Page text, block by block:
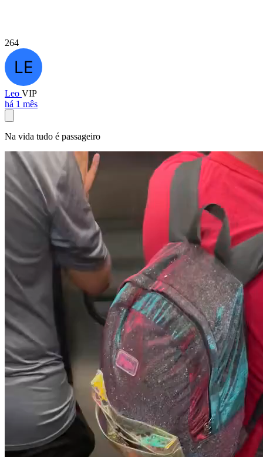
264
Leo VIP
há 1 mês
Na vida tudo é passageiro